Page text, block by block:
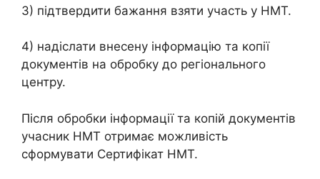
3) підтвердити бажання взяти участь у НМТ.
4) надіслати внесену інформацію та копії
документів на обробку до регіонального
центру.
Після обробки інформації та копій документів
учасник НМТ отримає можливість
сформувати Сертифікат НМТ.